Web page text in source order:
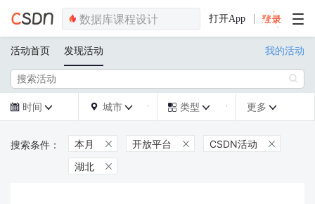
打开App
活动首页 发现活动 我的活动

 时间   城市   类型  更多 
本月  开放平台  CSDN活动 
湖北 